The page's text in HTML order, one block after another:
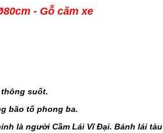
- Gỗ căm xe
suốt.
bão tố phong ba.
là người Cầm Lái Vĩ Đại. Bánh lái tàu